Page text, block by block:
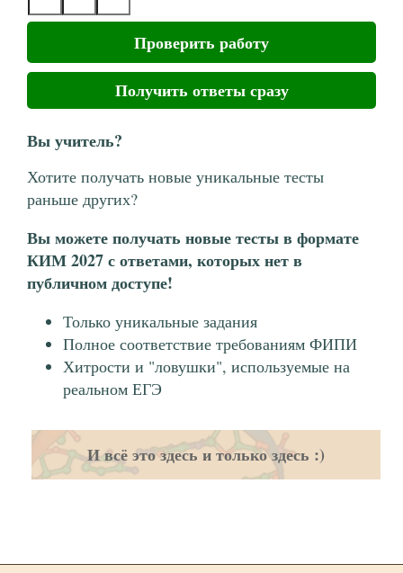
Проверить работу
Получить ответы сразу
Вы учитель?
Хотите получать новые уникальные тесты
раньше других?
Вы можете получать новые тесты в формате
КИМ 2027 с ответами, которых нет в
публичном доступе!
Только уникальные задания
Полное соответствие требованиям ФИПИ
Хитрости и "ловушки", используемые на
реальном ЕГЭ
И всё это здесь и только здесь :)